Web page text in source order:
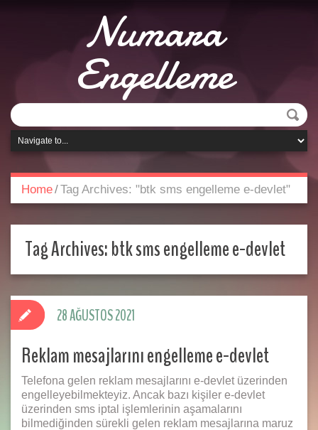
Numara
Engelleme
Home/Tag Archives: "btk sms engelleme e-devlet"
Tag Archives:btk sms engelleme e-devlet
Reklam mesajlarını engelleme e-devlet
Telefona gelen reklam mesajlarını e-devlet üzerinden
engelleyebilmekteyiz. Ancak bazı kişiler e-devlet
üzerinden sms iptal işlemlerinin aşamalarını
bilmediğinden sürekli gelen reklam mesajlarına maruz
28 AĞUSTOS 2021